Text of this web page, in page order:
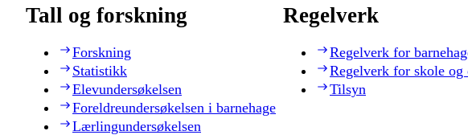
Tall og forskning
Forskning
Statistikk
Elevundersøkelsen
Foreldreundersøkelsen i barnehage
Lærlingundersøkelsen
Regelverk
Regelverk for
Regelverk for skole
Tilsyn